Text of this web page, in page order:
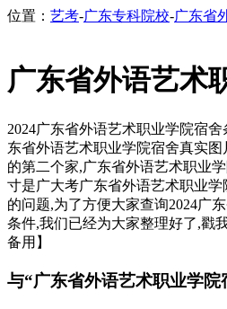
位置： 艺考-广东专科院校-广东省
广东省外语艺术
2024广东省外语艺术职业学院宿
东省外语艺术职业学院宿舍真实
的第二个家,广东省外语艺术职业
寸是广大考广东省外语艺术职业
的问题,为了方便大家查询2024广
条件,我们已经为大家整理好了,戳
备用】
与“广东省外语艺术职业学院